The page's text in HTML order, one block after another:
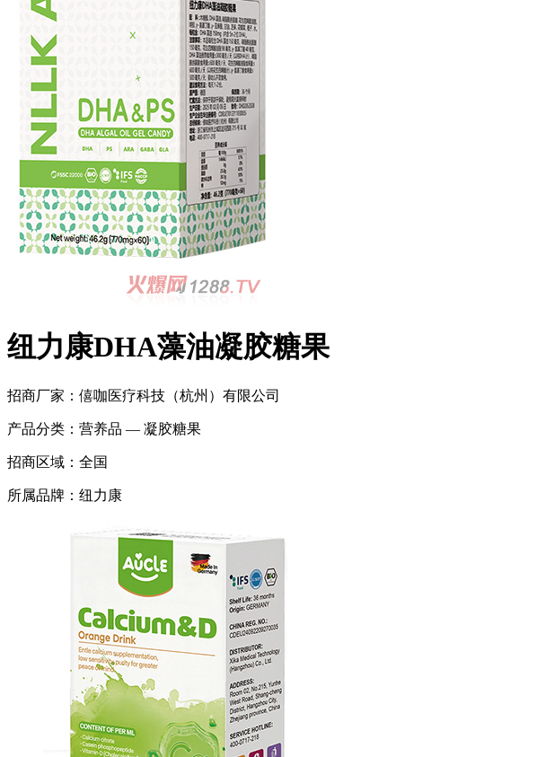
纽力康DHA藻油凝胶糖果
招商厂家： 僖咖医疗科技（杭州）有限公司
产品分类： 营养品 — 凝胶糖果
招商区域： 全国
所属品牌： 纽力康